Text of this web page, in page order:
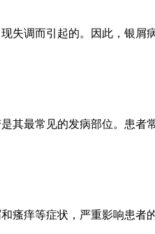
失调而引起的。因此，银屑
其最常见的发病部位。患者
瘙痒等症状，严重影响患者